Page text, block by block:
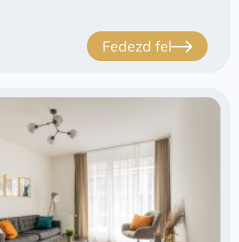
Fedezd fel